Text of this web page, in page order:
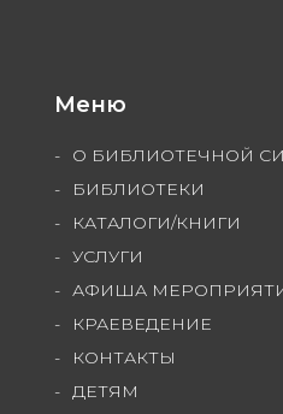
Меню
О БИБЛИОТЕЧНОЙ
БИБЛИОТЕКИ
КАТАЛОГИ/КНИГИ
УСЛУГИ
АФИША
КРАЕВЕДЕНИЕ
КОНТАКТЫ
ДЕТЯМ